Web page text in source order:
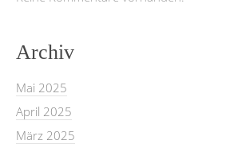
Archiv
Mai 2025
April 2025
März 2025